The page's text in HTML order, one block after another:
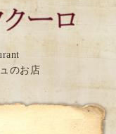
のお店